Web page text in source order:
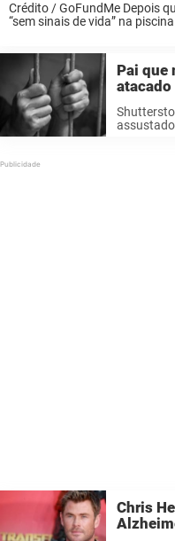
Crédito / GoFundMe Depois
“sem sinais de vida” na
Pai que
atacado
Chris